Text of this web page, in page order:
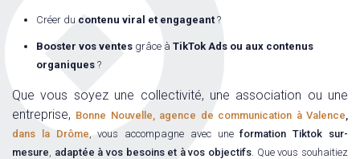
Créer du contenu viral et engageant ?
Booster vos ventes grâce à TikTok Ads ou aux contenus
organiques ?
Que vous soyez une collectivité, une association ou une
entreprise, Bonne Nouvelle, agence de communication à Valence,
dans la Drôme, vous accompagne avec uneformation Tiktok sur-
mesure, adaptée à vos besoins et à vos objectifs. Que vous souhaitiez